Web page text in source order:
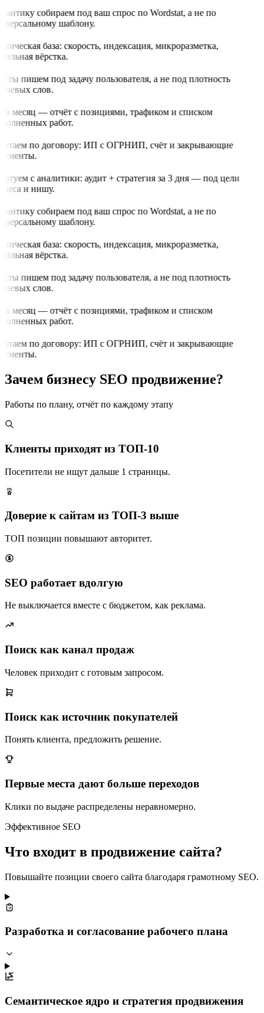
собираем под ваш спрос по Wordstat, а не по
шаблону.
база: скорость, индексация, микроразметка,
вёрстка.
пишем под задачу пользователя, а не под плотность
слов.
в месяц — отчёт с позициями, трафиком и списком
работ.
по договору: ИП с ОГРНИП, счёт и закрывающие
с аналитики: аудит + стратегия за 3 дня — под цели
и нишу.
собираем под ваш спрос по Wordstat, а не по
шаблону.
база: скорость, индексация, микроразметка,
вёрстка.
пишем под задачу пользователя, а не под плотность
слов.
в месяц — отчёт с позициями, трафиком и списком
работ.
по договору: ИП с ОГРНИП, счёт и закрывающие
Зачем бизнесу SEO продвижение?
Работы по плану, отчёт по каждому этапу
Клиенты приходят из ТОП-10
Посетители не ищут дальше 1 страницы.
Доверие к сайтам из ТОП-3 выше
ТОП позиции повышают авторитет.
SEO работает вдолгую
Не выключается вместе с бюджетом, как реклама.
Поиск как канал продаж
Человек приходит с готовым запросом.
Поиск как источник покупателей
Понять клиента, предложить решение.
Первые места дают больше переходов
Клики по выдаче распределены неравномерно.
Эффективное SEO
Что входит в продвижение сайта?
Повышайте позиции своего сайта благодаря грамотному SEO.
Разработка и согласование рабочего плана
Семантическое ядро и стратегия продвижения